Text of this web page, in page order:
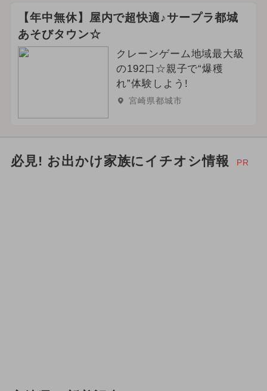
【年中無休】屋内で超快適♪サープラ都城
あそびタウン☆
クレーンゲーム地域最大級
の192口☆親子で“爆穫
れ”体験しよう!
宮崎県都城市
必見! お出かけ家族にイチオシ情報 PR